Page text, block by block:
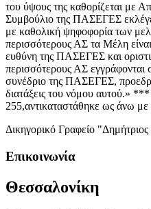
του ύψους της καθορίζεται με
Συμβούλιο της ΠΑΣΕΓΕΣ
με καθολική ψηφοφορία των
περισσότερους ΑΣ τα Μέλη
ευθύνη της ΠΑΣΕΓΕΣ και
περισσότερους ΑΣ εγγράφονται
συνέδριο της ΠΑΣΕΓΕΣ,
διατάξεις του νόμου αυτού.»
255,αντικαταστάθηκε ως άνω
Δικηγορικό Γραφείο
Επικοινωνία
Θεσσαλονίκη